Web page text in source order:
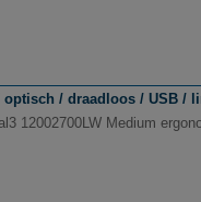
optisch / draadloos / USB /
12002700LW Medium